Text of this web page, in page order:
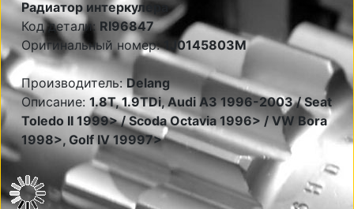
Радиатор интеркулера
Код детали: RI96847
Оригинальный номер:1J0145803M
Производитель:Delang
Описание: 1.8T, 1.9TDi, Audi A3 1996-2003 / Seat
Toledo II 1999> / Scoda Octavia 1996> / VW Bora
1998>, Golf IV 19997>